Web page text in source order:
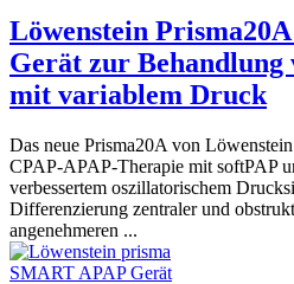
Löwenstein
Gerät zur Behandlung
mit variablem Druck
Das neue Prisma20A von
CPAP-APAP-Therapie mit softPAP
verbessertem oszillatorischem
Differenzierung zentraler und
angenehmeren ...